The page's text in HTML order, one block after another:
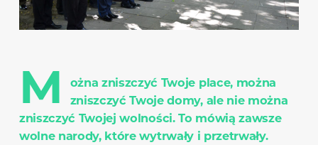
M
ożna zniszczyć Twoje place, można
zniszczyć Twoje domy, ale nie można
zniszczyć Twojej wolności. To mówią zawsze
wolne narody, które wytrwały i przetrwały.